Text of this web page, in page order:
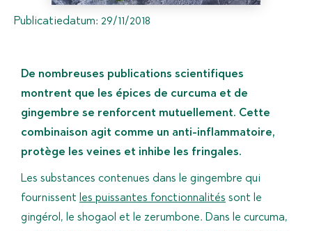
Publicatiedatum: 29/11/2018
De nombreuses publications scientifiques
montrent que les épices de curcuma et de
gingembre se renforcent mutuellement. Cette
combinaison agit comme un anti-inflammatoire,
protège les veines et inhibe les fringales.
Les substances contenues dans le gingembre qui
fournissent les puissantes fonctionnalités sont le
gingérol, le shogaol et le zerumbone. Dans le curcuma,